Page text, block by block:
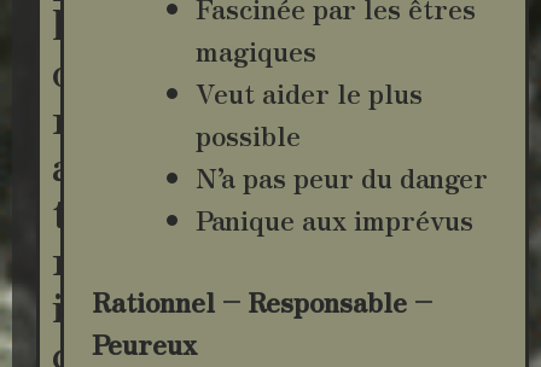
l
o
r
a
t
r
i
c
magiques
Veut aider le plus
possible
N’a pas peur du danger
Panique aux imprévus
Rationnel – Responsable –
Peureux